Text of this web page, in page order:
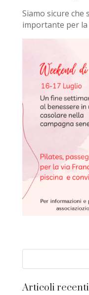
Siamo sicure che
importante per
Articoli recenti